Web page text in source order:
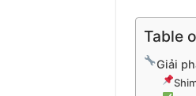
Table
Giải